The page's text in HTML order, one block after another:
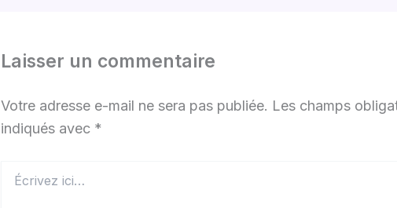
Laisser un commentaire
Votre adresse e-mail ne sera pas publiée. Les champs
indiqués avec *
ici…